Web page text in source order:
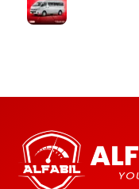
To
Top